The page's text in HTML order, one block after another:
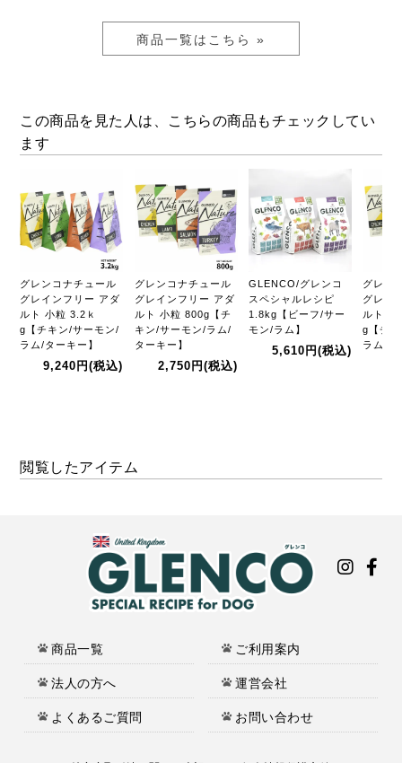
商品一覧はこちら »
この商品を見た人は、こちらの商品もチェックしてい
ます
グレンコナチュール
グレインフリー アダ
ルト 小粒 3.2ｋ
g【チキン/サーモン/
ラム/ターキー】
9,240円(税込)
グレンコナチュール
グレインフリー アダ
ルト 小粒 800g【チ
キン/サーモン/ラム/
ターキー】
2,750円 (税込)
GLENCO/グレンコ
スペシャルレシピ
1.8kg【ビーフ/サー
モン/ラム】
5,610円 (税込)
グレン
グレイ
ルト 小
g【チ
ラム/タ
閲覧したアイテム
商品一覧 ご利用案内
法人の方へ 運営会社
よくあるご質問 お問い合わせ